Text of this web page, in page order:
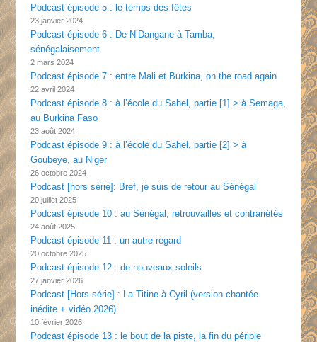
Podcast épisode 5 : le temps des fêtes
23 janvier 2024
Podcast épisode 6 : De N’Dangane à Tamba,
sénégalaisement
2 mars 2024
Podcast épisode 7 : entre Mali et Burkina, on the road again
22 avril 2024
Podcast épisode 8 : à l’école du Sahel, partie [1] > à Semaga,
au Burkina Faso
23 août 2024
Podcast épisode 9 : à l’école du Sahel, partie [2] > à
Goubeye, au Niger
26 octobre 2024
Podcast [hors série]: Bref, je suis de retour au Sénégal
20 juillet 2025
Podcast épisode 10 : au Sénégal, retrouvailles et contrariétés
24 août 2025
Podcast épisode 11 : un autre regard
20 octobre 2025
Podcast épisode 12 : de nouveaux soleils
27 janvier 2026
Podcast [Hors série] : La Titine à Cyril (version chantée
inédite + vidéo 2026)
10 février 2026
Podcast épisode 13 : le bout de la piste, la fin du périple